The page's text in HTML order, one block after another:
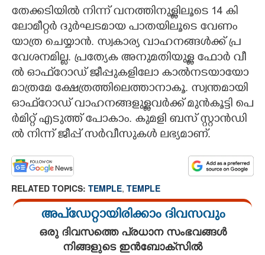
തേ​ക്ക​ടി​യി​ൽ​ ​നി​ന്ന് ​വ​ന​ത്തി​നു​ള്ളി​ലൂ​ടെ​ 14​ ​കി​
ലോ​മീ​റ്റ​ർ​ ​ദു​ർ​ഘ​ട​മാ​യ​ ​പാ​ത​യി​ലൂ​ടെ​ ​വേ​ണം​ ​
യാ​ത്ര​ ​ചെ​യ്യാ​ൻ.​ ​സ്വ​കാ​ര്യ​ ​വാ​ഹ​ന​ങ്ങ​ൾ​ക്ക് ​പ്ര​
വേ​ശ​ന​മി​ല്ല.​ ​പ്ര​ത്യേ​ക​ ​അ​നു​മ​തി​യു​ള്ള​ ​ഫോ​ർ​ ​വീ​
ൽ​ ​ഓ​ഫ്‌​റോ​ഡ് ​ജീ​പ്പു​ക​ളി​ലോ​ ​കാ​ൽ​ന​ട​യാ​യോ​ ​
മാ​ത്ര​മേ​ ​ക്ഷേ​ത്ര​ത്തി​ലെ​ത്താ​നാ​കൂ.​ ​സ്വ​ന്ത​മാ​യി​ ​
ഓ​ഫ്‌​റോ​ഡ് ​വാ​ഹ​ന​ങ്ങ​ളു​ള്ള​വ​ർ​ക്ക് ​മു​ൻ​കൂ​ട്ടി​ ​പെ​
ർ​മി​റ്റ് ​എ​ടു​ത്ത് ​പോ​കാം.​ ​കു​മ​ളി​ ​ബ​സ് ​സ്റ്റാ​ൻ​ഡി​
ൽ​ ​നി​ന്ന് ​ജീ​പ്പ് ​സ​ർ​വീ​സു​ക​ൾ​ ​ല​ഭ്യ​മാ​ണ്.
RELATED TOPICS: TEMPLE, TEMPLE
അപ്ഡേറ്റായിരിക്കാം ദിവസവും
ഒരു ദിവസത്തെ പ്രധാന സംഭവങ്ങൾ
നിങ്ങളുടെ ഇൻബോക്സിൽ